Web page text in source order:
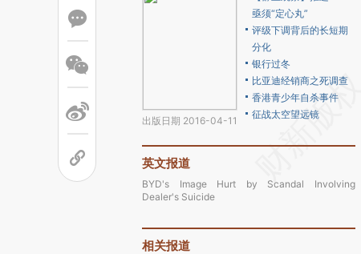
出版日期 2016-04-11
亟须“定心丸”
评级下调背后的长短期
分化
银行过冬
比亚迪经销商之死调查
香港青少年自杀事件
征战太空望远镜
英文报道
BYD's Image Hurt by Scandal Involving
Dealer's Suicide
相关报道